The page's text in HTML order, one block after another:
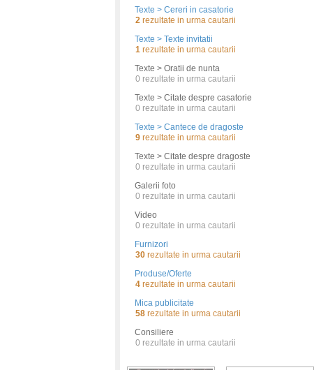
Texte > Cereri in casatorie
2 rezultate in urma cautarii
Texte > Texte invitatii
1 rezultate in urma cautarii
Texte > Oratii de nunta
0 rezultate in urma cautarii
Texte > Citate despre casatorie
0 rezultate in urma cautarii
Texte > Cantece de dragoste
9 rezultate in urma cautarii
Texte > Citate despre dragoste
0 rezultate in urma cautarii
Galerii foto
0 rezultate in urma cautarii
Video
0 rezultate in urma cautarii
Furnizori
30 rezultate in urma cautarii
Produse/Oferte
4 rezultate in urma cautarii
Mica publicitate
58 rezultate in urma cautarii
Consiliere
0 rezultate in urma cautarii